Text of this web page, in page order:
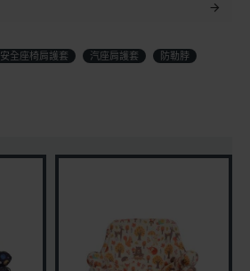
安全座椅肩護套 汽座肩護套
防勒脖